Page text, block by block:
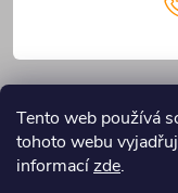
Tento web používá
tohoto webu
informacízde.
Blog